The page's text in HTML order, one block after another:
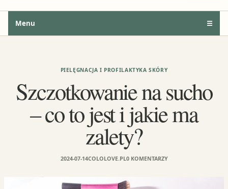
Menu ☰
PIELĘGNACJA I PROFILAKTYKA SKÓRY
Szczotkowanie na sucho
– co to jest i jakie ma
zalety?
2024-07-14COLOLOVE.PL0 KOMENTARZY